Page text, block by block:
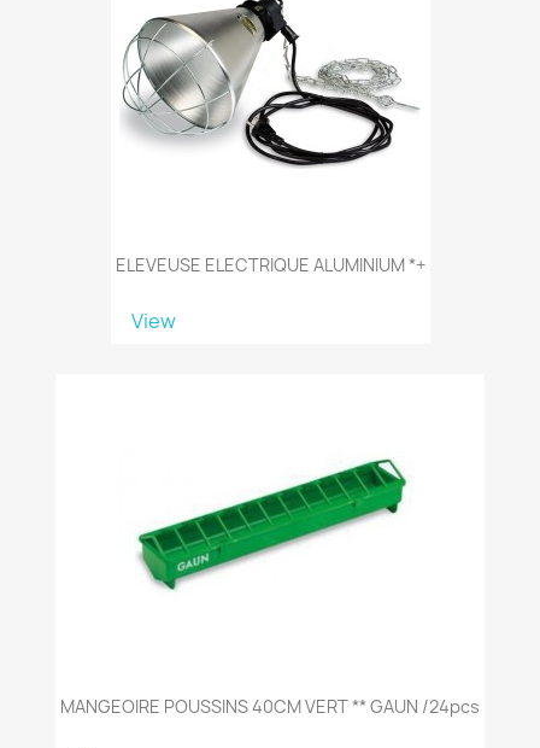
ELEVEUSE ELECTRIQUE ALUMINIUM *+
View
MANGEOIRE POUSSINS 40CM VERT ** GAUN /24pcs